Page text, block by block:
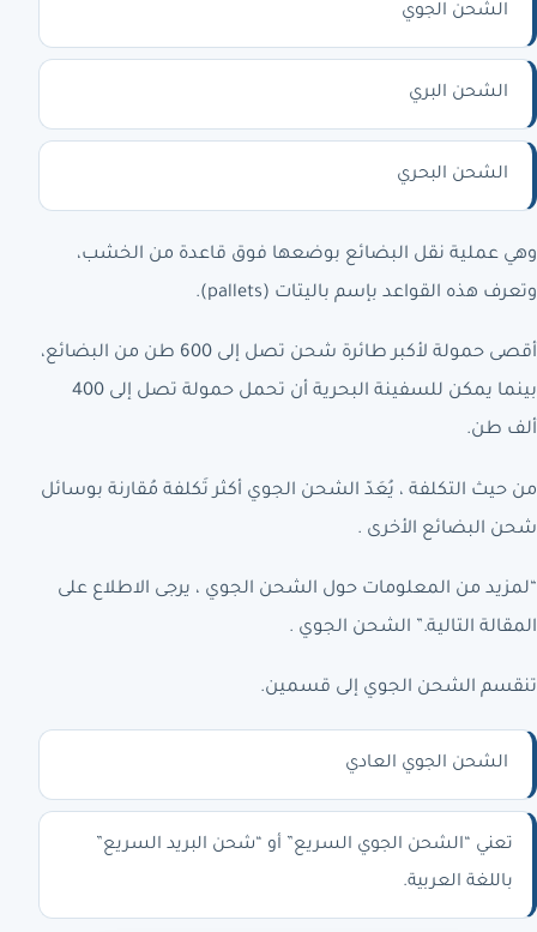
الشحن الجوي
الشحن البري
الشحن البحري
وهي عملية نقل البضائع بوضعها فوق قاعدة من الخشب،
وتعرف هذه القواعد بإسم باليتات (pallets).
أقصى حمولة لأكبر طائرة شحن تصل إلى 600 طن من البضائع،
بينما يمكن للسفينة البحرية أن تحمل حمولة تصل إلى 400
ألف طن.
من حيث التكلفة ، يُعَدّ الشحن الجوي أكثر تَكلفة مُقارنة بوسائل
شحن البضائع الأخرى .
“لمزيد من المعلومات حول الشحن الجوي ، يرجى الاطلاع على
المقالة التالية.” الشحن الجوي .
تنقسم الشحن الجوي إلى قسمين.
الشحن الجوي العادي
تعني “الشحن الجوي السريع” أو “شحن البريد السريع”
باللغة العربية.